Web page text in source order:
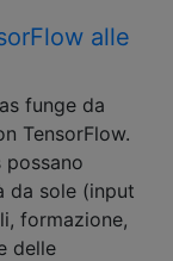
alle
funge da
TensorFlow.
possano
da sole (input
formazione,
delle